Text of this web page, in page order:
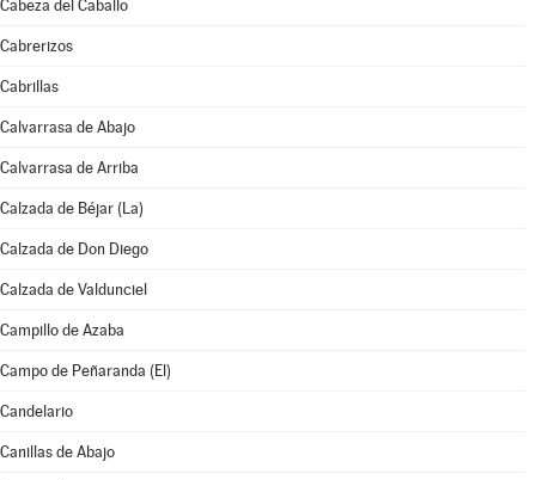
Cabeza del Caballo
Cabrerizos
Cabrillas
Calvarrasa de Abajo
Calvarrasa de Arriba
Calzada de Béjar (La)
Calzada de Don Diego
Calzada de Valdunciel
Campillo de Azaba
Campo de Peñaranda (El)
Candelario
Canillas de Abajo